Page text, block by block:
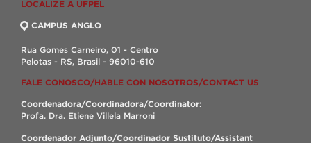
LOCALIZE A UFPEL
CAMPUS ANGLO
Rua Gomes Carneiro, 01 - Centro
Pelotas - RS, Brasil - 96010-610
FALE CONOSCO/HABLE CON NOSOTROS/CONTACT US
Coordenadora/Coordinadora/Coordinator:
Profa. Dra. Etiene Villela Marroni
Coordenador Adjunto/Coordinador Sustituto/Assistant